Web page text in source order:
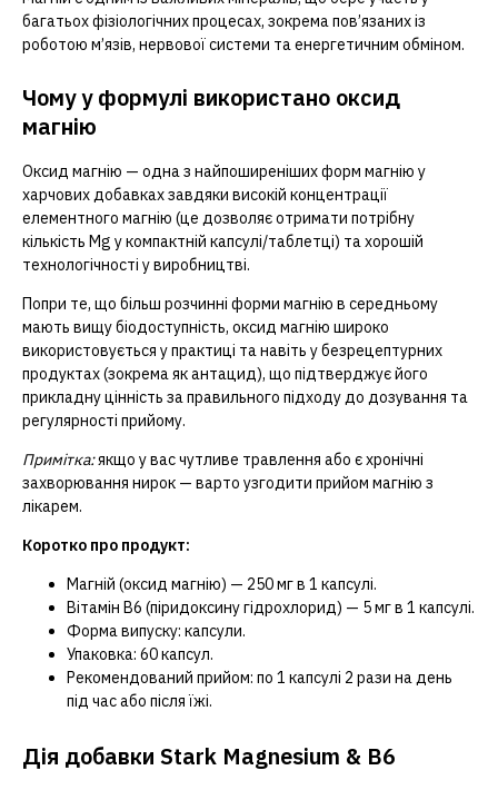
багатьох фізіологічних процесах, зокрема пов’язаних із
роботою м’язів, нервової системи та енергетичним обміном.
Чому у формулі використано оксид
магнію
Оксид магнію — одна з найпоширеніших форм магнію у
харчових добавках завдяки високій концентрації
елементного магнію (це дозволяє отримати потрібну
кількість Mg у компактній капсулі/таблетці) та хорошій
технологічності у виробництві.
Попри те, що більш розчинні форми магнію в середньому
мають вищу біодоступність, оксид магнію широко
використовується у практиці та навіть у безрецептурних
продуктах (зокрема як антацид), що підтверджує його
прикладну цінність за правильного підходу до дозування та
регулярності прийому.
Примітка:якщо у вас чутливе травлення або є хронічні
захворювання нирок — варто узгодити прийом магнію з
лікарем.
Коротко про продукт:
Магній (оксид магнію) — 250 мг в 1 капсулі.
Вітамін B6 (піридоксину гідрохлорид) — 5 мг в 1 капсулі.
Форма випуску: капсули.
Упаковка: 60 капсул.
Рекомендований прийом: по 1 капсулі 2 рази на день
під час або після їжі.
Дія добавки Stark Magnesium & B6